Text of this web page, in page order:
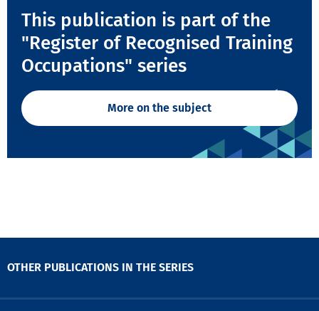
This publication is part of the
"Register of Recognised Training
Occupations" series
More on the subject
OTHER PUBLICATIONS IN THE SERIES